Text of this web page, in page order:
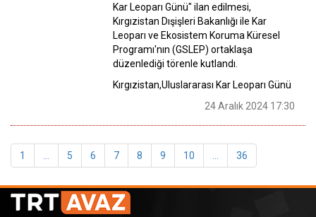
Kar Leoparı Günü" ilan edilmesi,
Kırgızistan Dışişleri Bakanlığı ile Kar
Leoparı ve Ekosistem Koruma Küresel
Programı'nın (GSLEP) ortaklaşa
düzenlediği törenle kutlandı.
Kırgızistan,Uluslararası Kar Leoparı Günü
24 Aralık 2024 17:30
1 5 6 7 8 9 10 36